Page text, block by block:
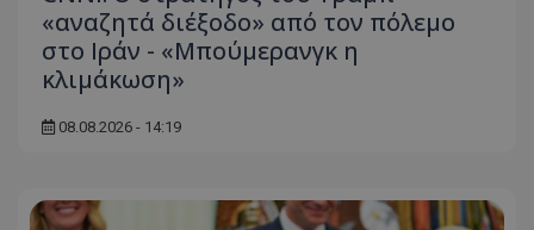
«αναζητά διέξοδο» από τον πόλεμο
στο Ιράν - «Μπούμερανγκ η
κλιμάκωση»
08.08.2026 - 14:19
ASP.NET_SessionId